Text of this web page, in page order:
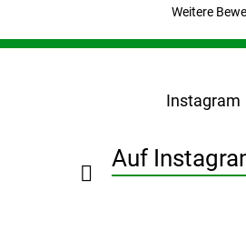
Weitere
F
Instagram
Auf